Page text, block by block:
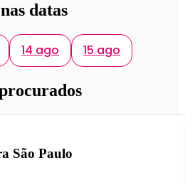
datas
14 ago 15 ago
São Paulo